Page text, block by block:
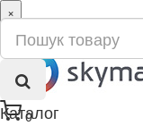
0
×
ru
ua
Каталог